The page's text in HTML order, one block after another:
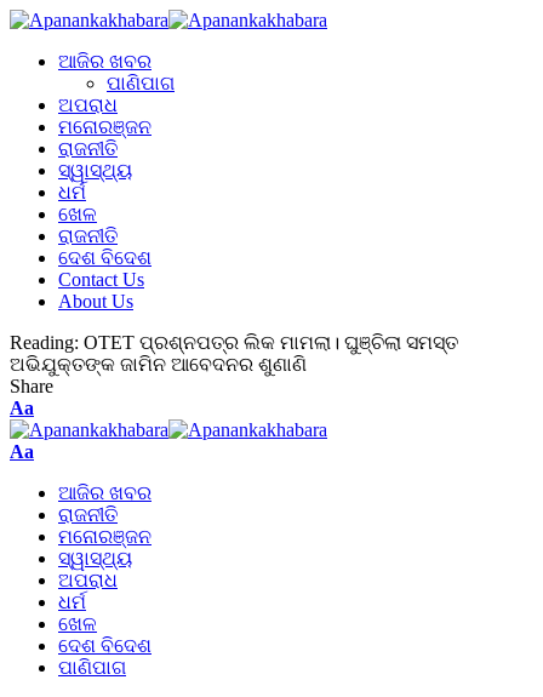
ଆଜିର ଖବର
ପାଣିପାଗ
ଅପରାଧ
ମନୋରଞ୍ଜନ
ରାଜନୀତି
ସ୍ୱାସ୍ଥ୍ୟ
ଧର୍ମ
ଖେଳ
ରାଜନୀତି
ଦେଶ ବିଦେଶ
Contact Us
About Us
Reading: OTET ପ୍ରଶ୍ନପତ୍ର ଲିକ ମାମଲା। ଘୁଞ୍ଚିଲା ସମସ୍ତ
ଅଭିଯୁକ୍ତଙ୍କ ଜାମିନ ଆବେଦନର ଶୁଣାଣି
Share
Aa
Aa
ଆଜିର ଖବର
ରାଜନୀତି
ମନୋରଞ୍ଜନ
ସ୍ୱାସ୍ଥ୍ୟ
ଅପରାଧ
ଧର୍ମ
ଖେଳ
ଦେଶ ବିଦେଶ
ପାଣିପାଗ